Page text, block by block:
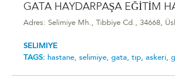
GATA HAYDARPAŞA EĞİTİM
Adres: Selimiye Mh., Tıbbiye Cd., 34668,
SELIMIYE
TAGS: hastane, selimiye, gata, tıp, askeri,